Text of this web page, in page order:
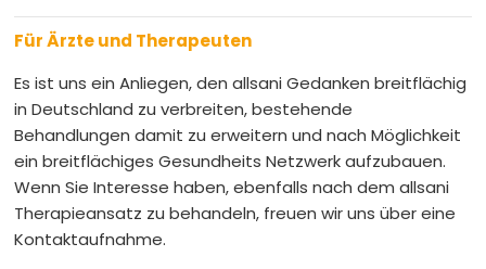
Für Ärzte und Therapeuten
Es ist uns ein Anliegen, den allsani Gedanken breitflächig
in Deutschland zu verbreiten, bestehende
Behandlungen damit zu erweitern und nach Möglichkeit
ein breitflächiges Gesundheits Netzwerk aufzubauen.
Wenn Sie Interesse haben, ebenfalls nach dem allsani
Therapieansatz zu behandeln, freuen wir uns über eine
Kontaktaufnahme.